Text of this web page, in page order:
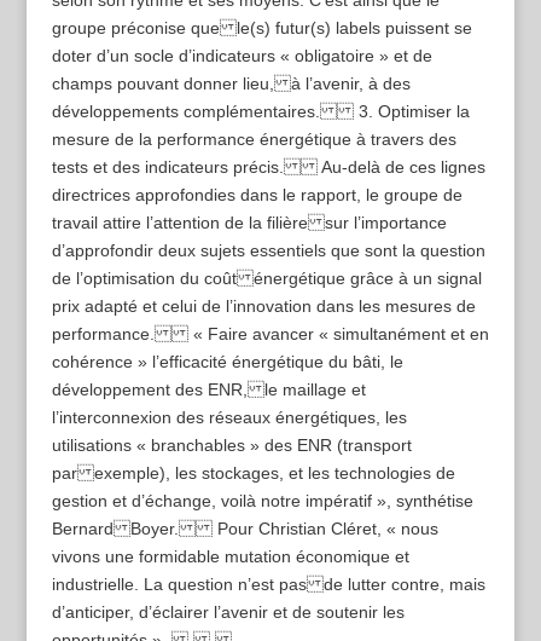
groupe préconise que le(s) futur(s) labels puissent se
doter d’un socle d’indicateurs « obligatoire » et de
champs pouvant donner lieu, à l’avenir, à des
développements complémentaires. 3. Optimiser la
mesure de la performance énergétique à travers des
tests et des indicateurs précis. Au-delà de ces lignes
directrices approfondies dans le rapport, le groupe de
travail attire l’attention de la filière sur l’importance
d’approfondir deux sujets essentiels que sont la question
de l’optimisation du coût énergétique grâce à un signal
prix adapté et celui de l’innovation dans les mesures de
performance. « Faire avancer « simultanément et en
cohérence » l’efficacité énergétique du bâti, le
développement des ENR, le maillage et
l’interconnexion des réseaux énergétiques, les
utilisations « branchables » des ENR (transport
par exemple), les stockages, et les technologies de
gestion et d’échange, voilà notre impératif », synthétise
Bernard Boyer. Pour Christian Cléret, « nous
vivons une formidable mutation économique et
industrielle. La question n’est pas de lutter contre, mais
d’anticiper, d’éclairer l’avenir et de soutenir les